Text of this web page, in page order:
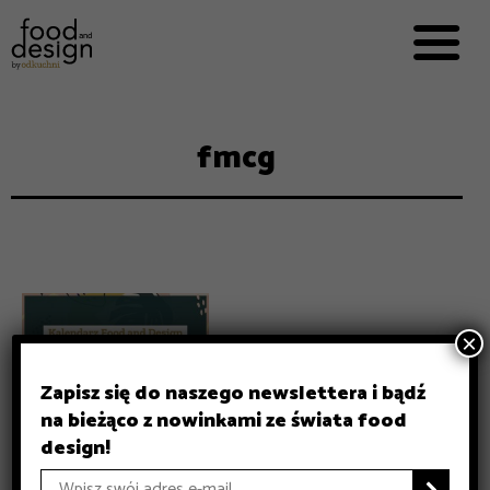


E-BOOKSfmcg
Zapisz się do naszego newslettera i bądź
na bieżąco z nowinkami ze świata food
design!
×